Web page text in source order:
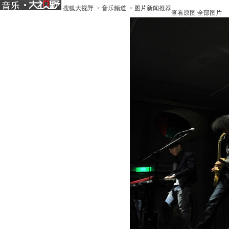
搜狐大视野 > 音乐频道 > 图片新闻推荐
查看原图 全部图片